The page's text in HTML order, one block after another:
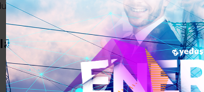
çalışmayı unutmayın. Aklınızın
ve filmler izleyin.